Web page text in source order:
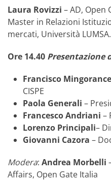
Laura Rovizzi – AD, Open
Master in Relazioni
mercati, Università LUMSA.
Ore 14.40 Presentazione
Francisco Mingorance
CISPE
Paola Generali –
Francesco Andriani –
Lorenzo Principali–
Giovanni Cazora –
Modera: Andrea Morbelli
Affairs, Open Gate Italia